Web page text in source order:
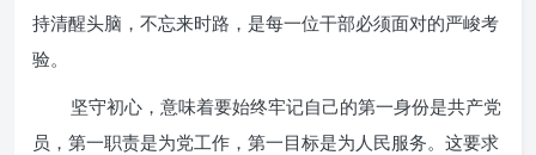
持清醒头脑，不忘来时路，是每一位干部必须面对的严峻考
验。
坚守初心，意味着要始终牢记自己的第一身份是共产党
员，第一职责是为党工作，第一目标是为人民服务。这要求